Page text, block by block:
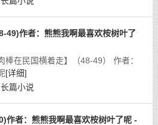
49)作者：熊熊我啊最喜欢桉树叶了
着走】（48-49） 作者：
[详细]
长篇小说
作者：熊熊我啊最喜欢桉树叶了呢 -